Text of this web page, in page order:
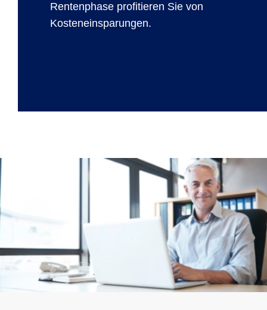
Rentenphase profitieren Sie von
Kosteneinsparungen.